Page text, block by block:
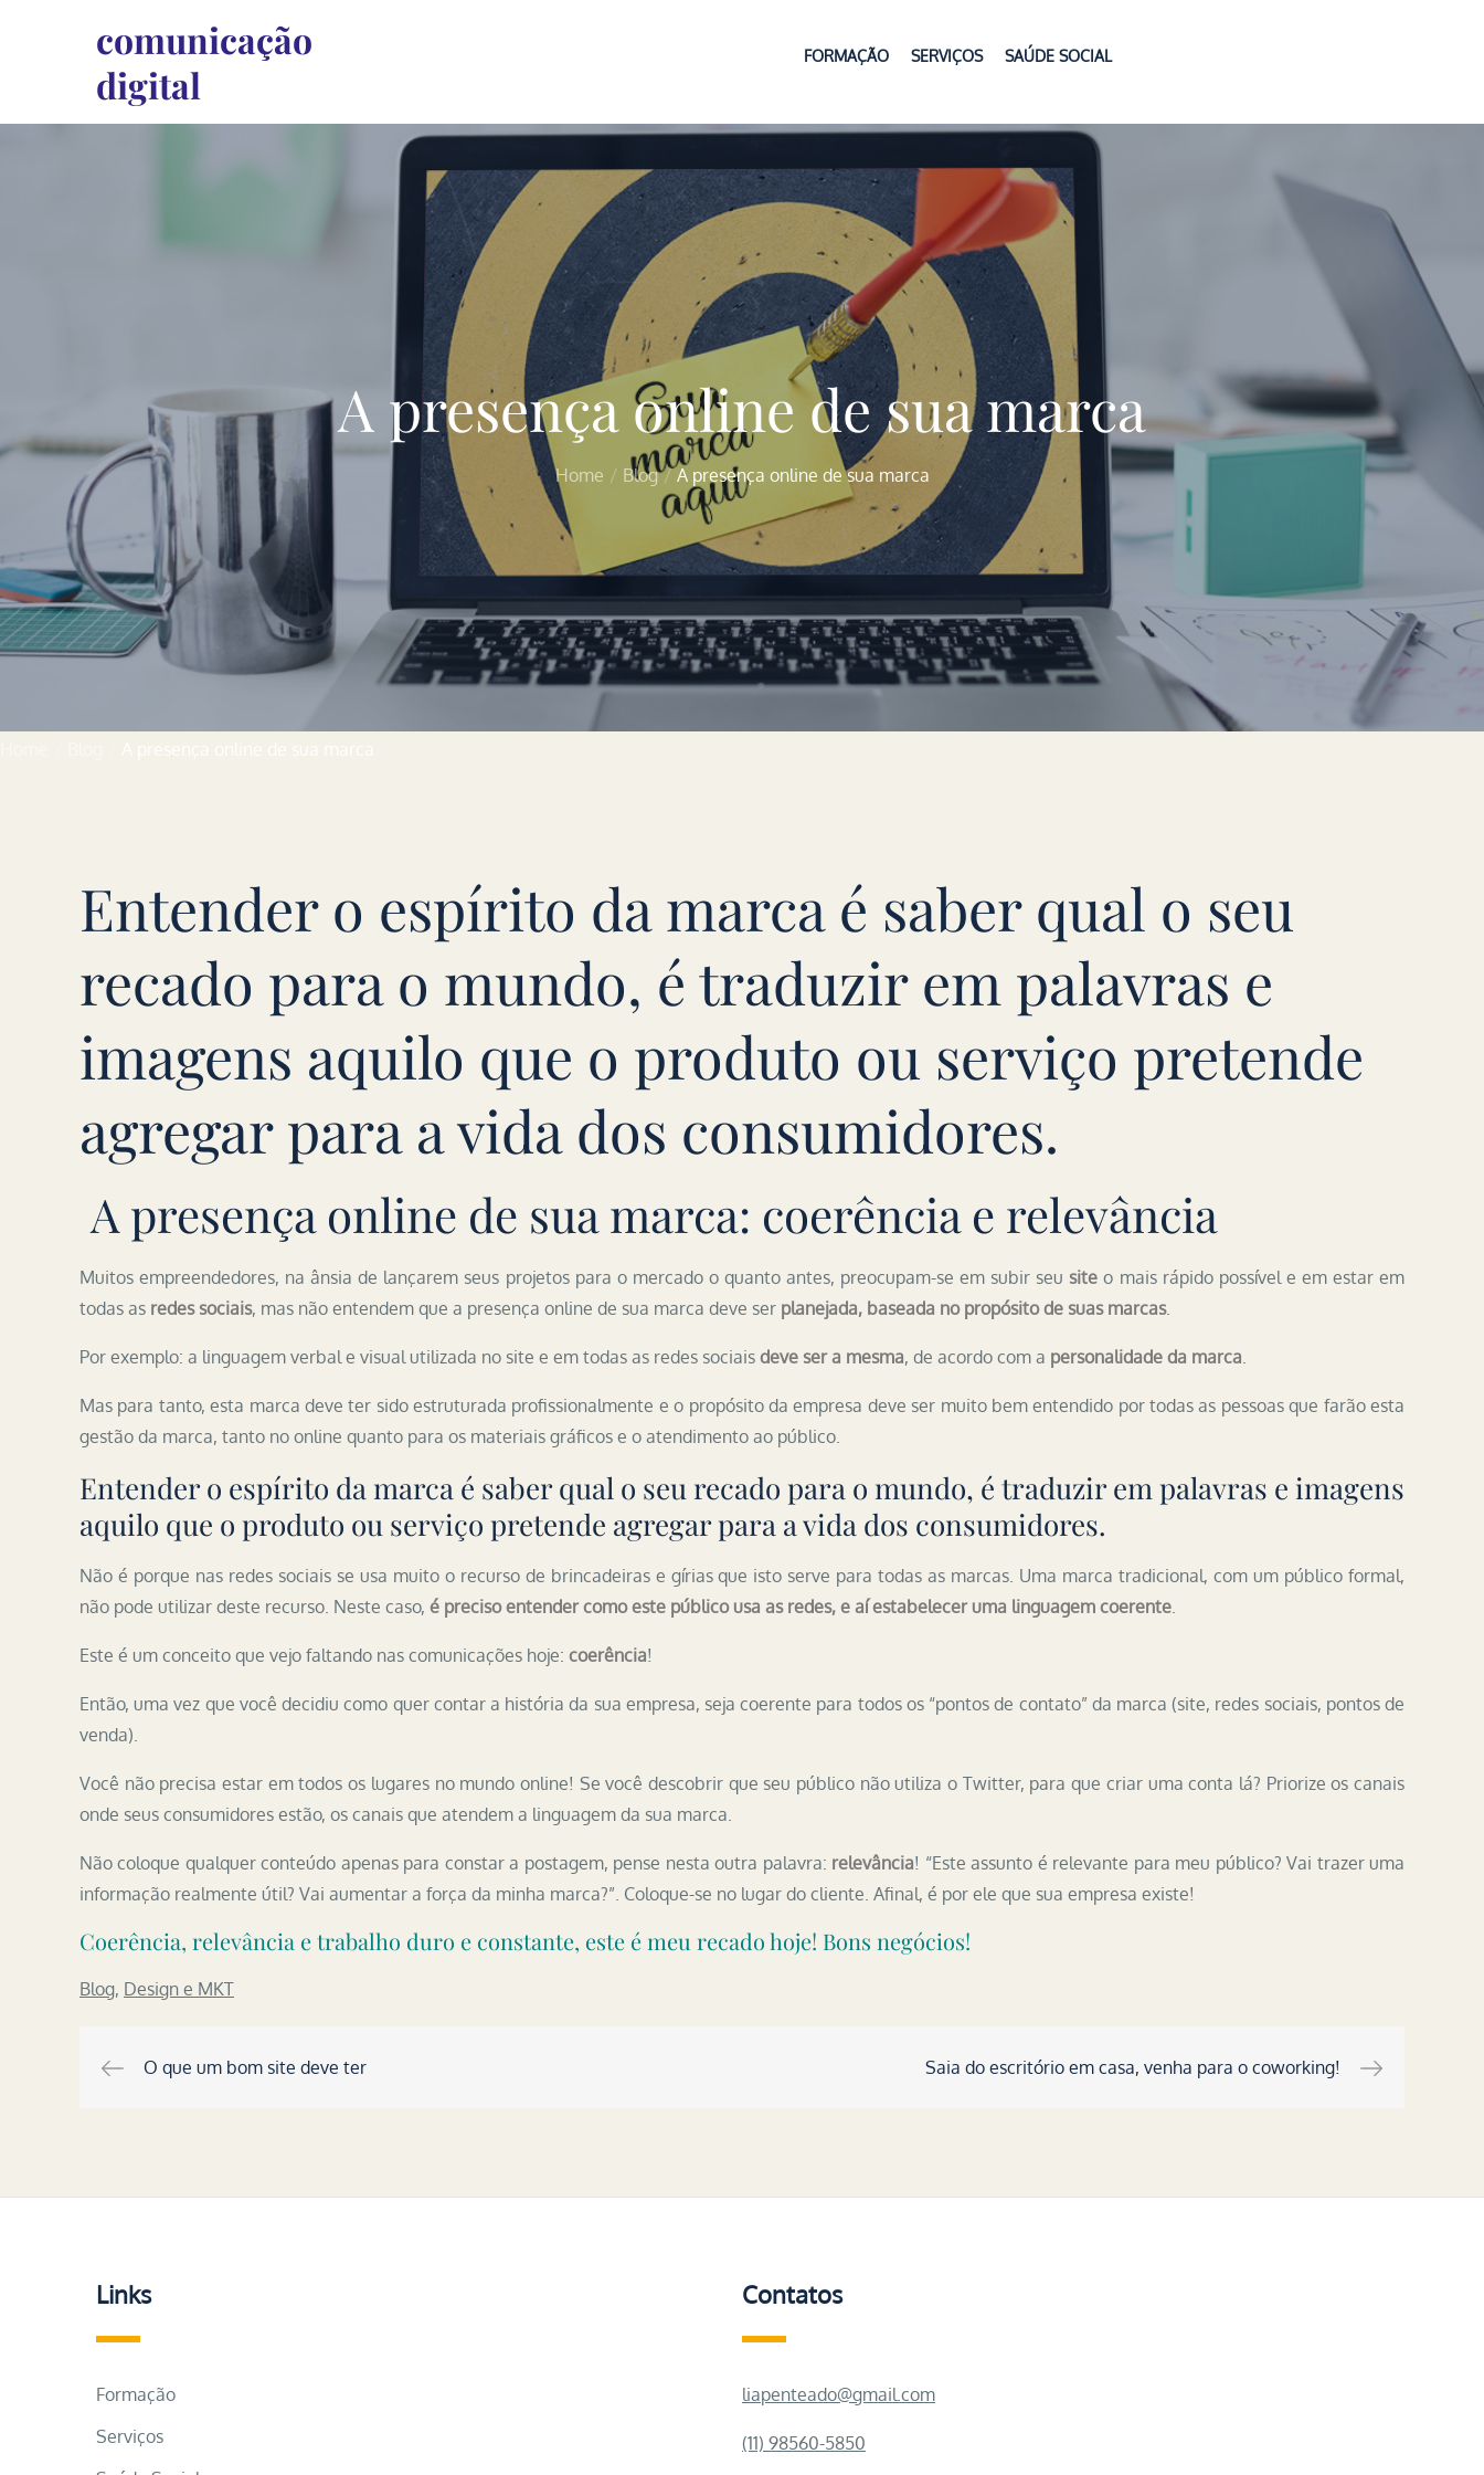
comunicação
digital
FORMAÇÃO SERVIÇOS SAÚDE SOCIAL
A presença online de sua marca
Home Blog A presença online de sua marca
Entender o espírito da marca é saber qual o seu
recado para o mundo, é traduzir em palavras e
imagens aquilo que o produto ou serviço pretende
agregar para a vida dos consumidores.
A presença online de sua marca: coerência e relevância
Muitos empreendedores, na ânsia de lançarem seus projetos para o mercado o quanto antes, preocupam-se em subir seu site o mais rápido possível e em estar em
todas as redes sociais, mas não entendem que a presença online de sua marca deve ser planejada, baseada no propósito de suas marcas.
Por exemplo: a linguagem verbal e visual utilizada no site e em todas as redes sociais deve ser a mesma, de acordo com a personalidade da marca
Mas para tanto, esta marca deve ter sido estruturada profissionalmente e o propósito da empresa deve ser muito bem entendido por todas as pessoas que farão esta
gestão da marca, tanto no online quanto para os materiais gráficos e o atendimento ao público.
Entender o espírito da marca é saber qual o seu recado para o mundo, é traduzir em palavras e imagens
aquilo que o produto ou serviço pretende agregar para a vida dos consumidores.
Não é porque nas redes sociais se usa muito o recurso de brincadeiras e gírias que isto serve para todas as marcas. Uma marca tradicional, com um público formal,
não pode utilizar deste recurso. Neste caso, é preciso entender como este público usa as redes, e aí estabelecer uma linguagem coerente
Este é um conceito que vejo faltando nas comunicações hoje: coerência!
Então, uma vez que você decidiu como quer contar a história da sua empresa, seja coerente para todos os “pontos de contato” da marca (site, redes sociais, pontos de
venda).
Você não precisa estar em todos os lugares no mundo online! Se você descobrir que seu público não utiliza o Twitter, para que criar uma conta lá? Priorize os canais
onde seus consumidores estão, os canais que atendem a linguagem da sua marca.
Não coloque qualquer conteúdo apenas para constar a postagem, pense nesta outra palavra: relevância! “Este assunto é relevante para meu público? Vai trazer uma
informação realmente útil? Vai aumentar a força da minha marca?”. Coloque-se no lugar do cliente. Afinal, é por ele que sua empresa existe!
Coerência, relevância e trabalho duro e constante, este é meu recado hoje! Bons negócios!
Blog, Design e MKT
Navegação
Post
O que um bom site deve ter Saia do escritório em casa, venha para o coworking!
Links
Formação
Serviços
Contatos
liapenteado@gmail.com
(11) 98560-5850